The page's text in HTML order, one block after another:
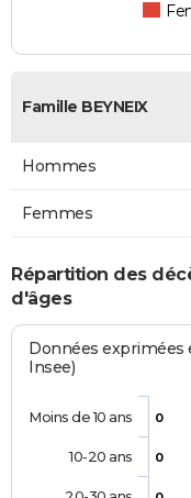
Famille BEYNEIX
Hommes
Femmes
Répartition des
d'âges
Données exprimées
Insee)
0
0
Moins de 10 ans
10-20 ans